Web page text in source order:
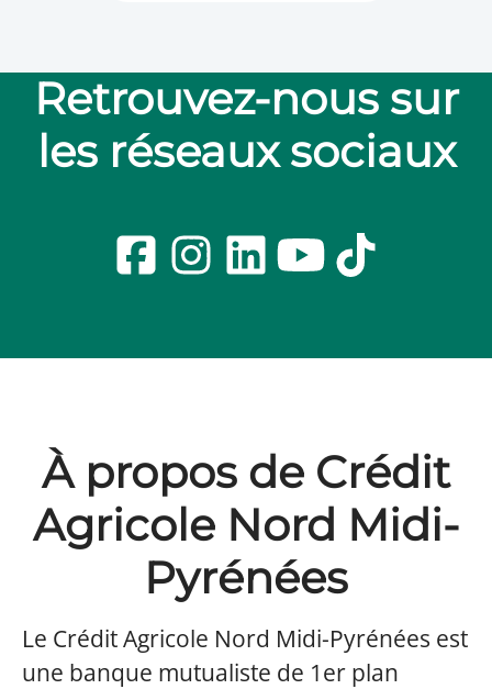
Retrouvez-nous sur
les réseaux sociaux
À propos de Crédit
Agricole Nord Midi-
Pyrénées
Le Crédit Agricole Nord Midi-Pyrénées est
une banque mutualiste de 1er plan